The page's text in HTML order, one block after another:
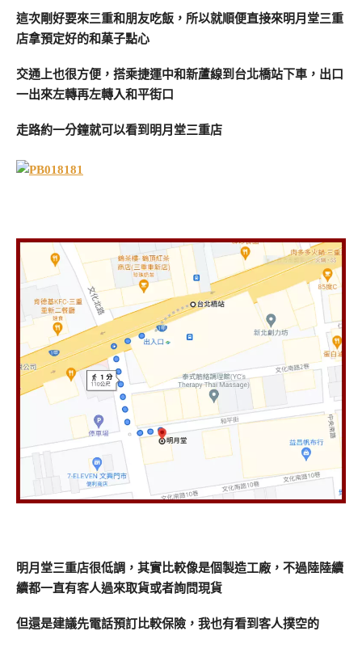
這次剛好要來三重和朋友吃飯，所以就順便直接來明月堂三重
店拿預定好的和菓子點心
交通上也很方便，搭乘捷運中和新蘆線到台北橋站下車，出口
一出來左轉再左轉入和平街口
走路約一分鐘就可以看到明月堂三重店
明月堂三重店很低調，其實比較像是個製造工廠，不過陸陸續
續都一直有客人過來取貨或者詢問現貨
但還是建議先電話預訂比較保險，我也有看到客人撲空的